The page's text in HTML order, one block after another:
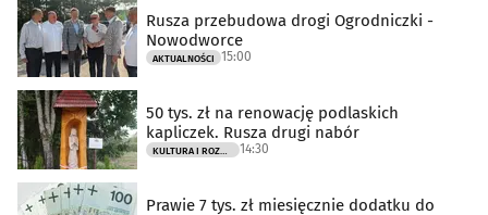
Rusza przebudowa drogi Ogrodniczki -
Nowodworce
AKTUALNOŚCI 15:00
50 tys. zł na renowację podlaskich
kapliczek. Rusza drugi nabór
14:30
Prawie 7 tys. zł miesięcznie dodatku do